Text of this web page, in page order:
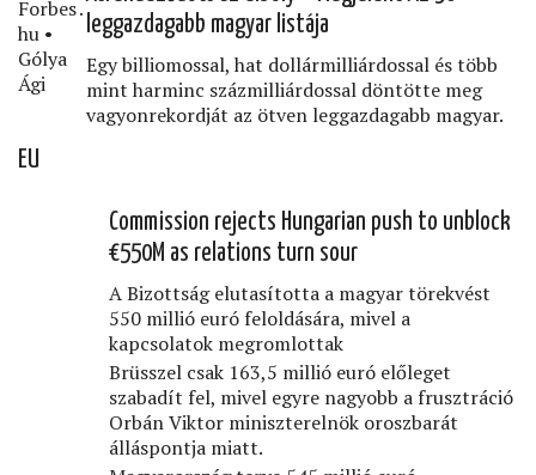
Forbes․
hu •
Gólya
Ági
leggazdagabb magyar listája
Egy billiomossal, hat dollármilliárdossal és több
mint harminc százmilliárdossal döntötte meg
vagyonrekordját az ötven leggazdagabb magyar.
EU
Commission rejects Hungarian push to unblock
€550M as relations turn sour
A Bizottság elutasította a magyar törekvést
550 millió euró feloldására, mivel a
kapcsolatok megromlottak
Brüsszel csak 163,5 millió euró előleget
szabadít fel, mivel egyre nagyobb a frusztráció
Orbán Viktor miniszterelnök oroszbarát
álláspontja miatt.